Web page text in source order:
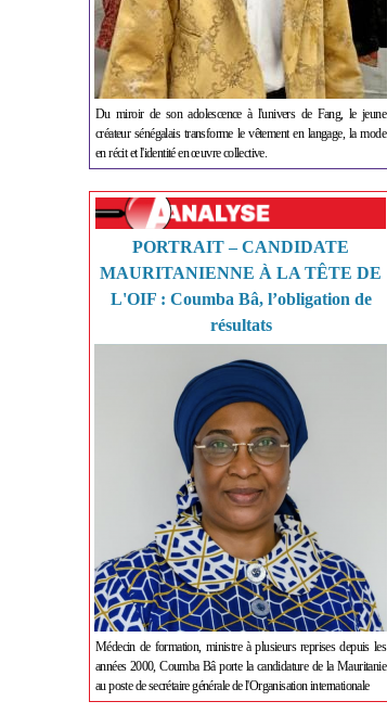
Du miroir de son adolescence à l'univers de Fang, le jeune
créateur sénégalais transforme le vêtement en langage, la mode
en récit et l'identité en œuvre collective.
PORTRAIT – CANDIDATE
MAURITANIENNE À LA TÊTE DE
L'OIF : Coumba Bâ, l’obligation de
résultats
Médecin de formation, ministre à plusieurs reprises depuis les
années 2000, Coumba Bâ porte la candidature de la Mauritanie
au poste de secrétaire générale de l'Organisation internationale